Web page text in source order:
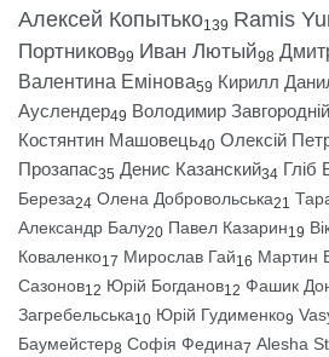
Алексей Копытько139 Ramis
Портников99 Иван Лютый98
Валентина Емінова59 Кирилл
Ауслендер49 Володимир Завгородній
Костянтин Машовець40 Олексій
Прозапас35 Денис Казанский34 Гліб
Береза24 Олена Добровольська21
Александр Балу20 Павел Казарин19
Коваленко17 Мирослав Гай16 Мартин
Сазонов12 Юрій Богданов12 Фашик
Загребельська10 Юрій Гудименко9
Баумейстер8 Софія Федина7 Alesha